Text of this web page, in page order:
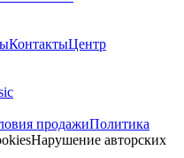
КонтактыЦентр
продажиПолитика
Нарушение авторских